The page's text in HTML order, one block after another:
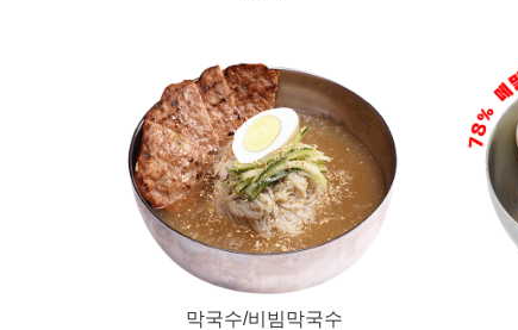
막국수/비빔막국수